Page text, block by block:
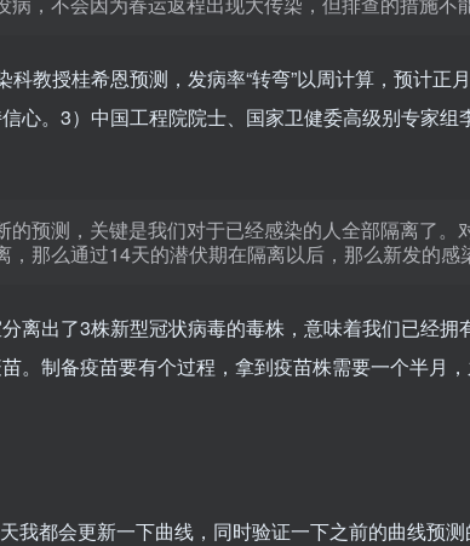
科教授桂希恩预测，发病率“转弯”以周计算，预计正
心。3）中国工程院院士、国家卫健委高级别专家组
的预测，关键是我们对于已经感染的人全部隔离了。
，那么通过14天的潜伏期在隔离以后，那么新发的感
离出了3株新型冠状病毒的毒株，意味着我们已经
。制备疫苗要有个过程，拿到疫苗株需要一个半月
我都会更新一下曲线，同时验证一下之前的曲线预测